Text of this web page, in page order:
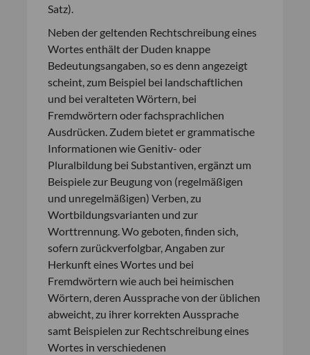
Satz).
Neben der geltenden Rechtschreibung eines
Wortes enthält der Duden knappe
Bedeutungsangaben, so es denn angezeigt
scheint, zum Beispiel bei landschaftlichen
und bei veralteten Wörtern, bei
Fremdwörtern oder fachsprachlichen
Ausdrücken. Zudem bietet er grammatische
Informationen wie Genitiv- oder
Pluralbildung bei Substantiven, ergänzt um
Beispiele zur Beugung von (regelmäßigen
und unregelmäßigen) Verben, zu
Wortbildungsvarianten und zur
Worttrennung. Wo geboten, finden sich,
sofern zurückverfolgbar, Angaben zur
Herkunft eines Wortes und bei
Fremdwörtern wie auch bei heimischen
Wörtern, deren Aussprache von der üblichen
abweicht, zu ihrer korrekten Aussprache
samt Beispielen zur Rechtschreibung eines
Wortes in verschiedenen